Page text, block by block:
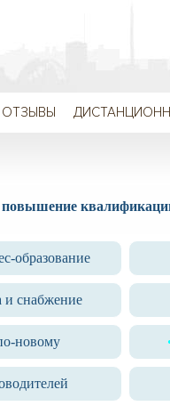
ОТЗЫВЫ
повышение
образование
и снабжение
новому